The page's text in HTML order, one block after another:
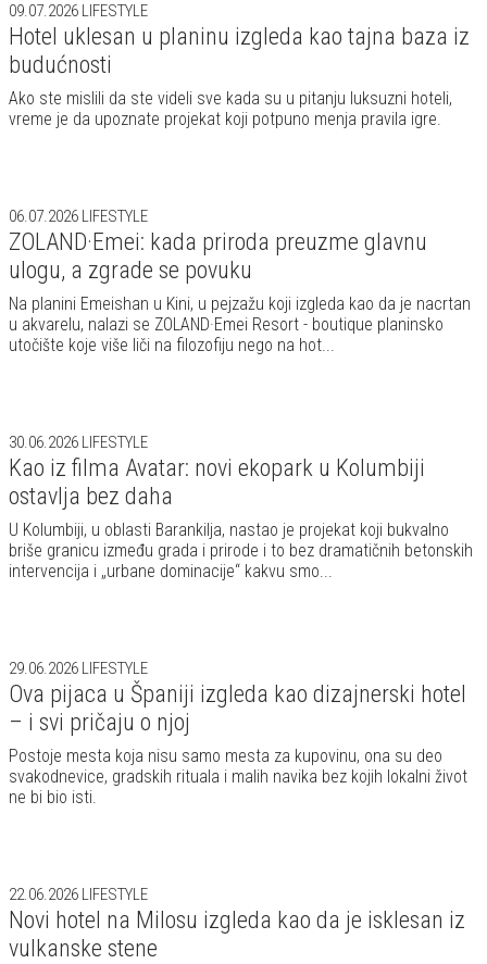
09.07.2026 LIFESTYLE
Hotel uklesan u planinu izgleda kao tajna baza iz
budućnosti
Ako ste mislili da ste videli sve kada su u pitanju luksuzni hoteli,
vreme je da upoznate projekat koji potpuno menja pravila igre.
06.07.2026 LIFESTYLE
ZOLAND·Emei: kada priroda preuzme glavnu
ulogu, a zgrade se povuku
Na planini Emeishan u Kini, u pejzažu koji izgleda kao da je nacrtan
u akvarelu, nalazi se ZOLAND·Emei Resort - boutique planinsko
utočište koje više liči na filozofiju nego na hot...
30.06.2026 LIFESTYLE
Kao iz filma Avatar: novi ekopark u Kolumbiji
ostavlja bez daha
U Kolumbiji, u oblasti Barankilja, nastao je projekat koji bukvalno
briše granicu između grada i prirode i to bez dramatičnih betonskih
intervencija i „urbane dominacije“ kakvu smo...
29.06.2026 LIFESTYLE
Ova pijaca u Španiji izgleda kao dizajnerski hotel
– i svi pričaju o njoj
Postoje mesta koja nisu samo mesta za kupovinu, ona su deo
svakodnevice, gradskih rituala i malih navika bez kojih lokalni život
ne bi bio isti.
22.06.2026 LIFESTYLE
Novi hotel na Milosu izgleda kao da je isklesan iz
vulkanske stene